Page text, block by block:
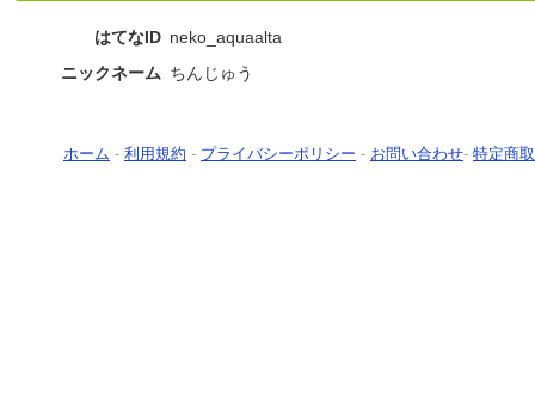
はてなID neko_aquaalta
ニックネーム ちんじゅう
ホーム - 利用規約 - プライバシーポリシー - お問い合わせ- 特定商